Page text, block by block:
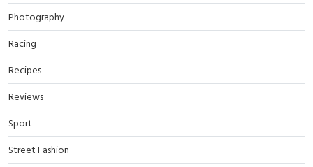
Photography
Racing
Recipes
Reviews
Sport
Street Fashion